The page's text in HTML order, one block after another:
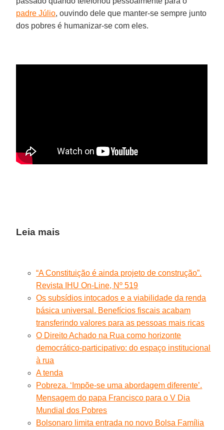
padre Júlio, ouvindo dele que manter-se sempre junto
dos pobres é humanizar-se com eles.
Leia mais
“A Constituição é ainda projeto de construção”.
Revista IHU On-Line, Nº 519
Os subsídios intocados e a viabilidade da renda
básica universal. Benefícios fiscais acabam
transferindo valores para as pessoas mais ricas
O Direito Achado na Rua como horizonte
democrático-participativo: do espaço institucional
à rua
A tenda
Pobreza. ‘Impõe-se uma abordagem diferente’.
Mensagem do papa Francisco para o V Dia
Mundial dos Pobres
Bolsonaro limita entrada no novo Bolsa Família